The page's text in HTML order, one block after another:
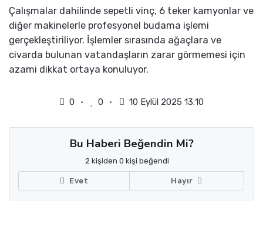
Çalışmalar dahilinde sepetli vinç, 6 teker kamyonlar ve
diğer makinelerle profesyonel budama işlemi
gerçekleştiriliyor. İşlemler sırasında ağaçlara ve
civarda bulunan vatandaşların zarar görmemesi için
azami dikkat ortaya konuluyor.
0 0 10 Eylül 2025 13:10
Bu Haberi Beğendin Mi?
2 kişiden 0 kişi beğendi
Evet Hayır